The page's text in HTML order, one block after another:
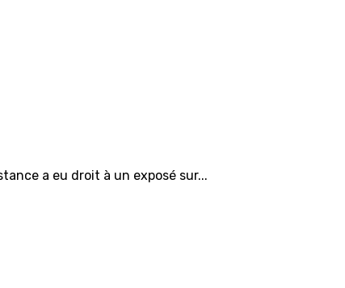
a eu droit à un exposé sur...